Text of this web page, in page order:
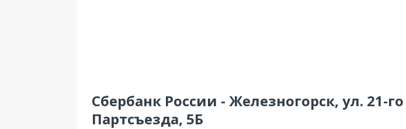
Сбербанк России - Железногорск, ул. 21-го
Партсъезда, 5Б